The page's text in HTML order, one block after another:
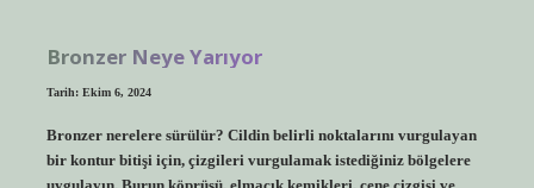
Bronzer Neye Yarıyor
Tarih: Ekim 6, 2024
Bronzer nerelere sürülür? Cildin belirli noktalarını vurgulayan
bir kontur bitişi için, çizgileri vurgulamak istediğiniz bölgelere